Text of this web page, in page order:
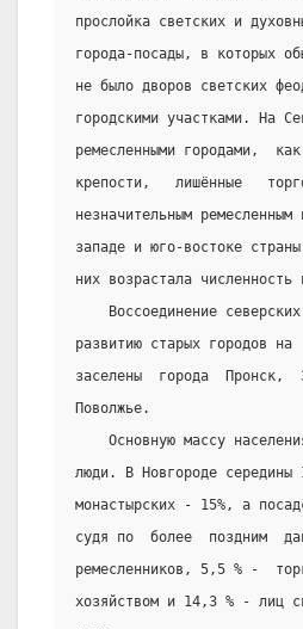
прослойка светских и
города-посады, в которых
не было дворов светских
городскими участками. На
ремесленными городами,
крепости,   лишённые
незначительным
западе и юго-востоке
них возрастала численность
Воссоединение
развитию старых городов
заселены  города
Поволжье.
Основную массу
люди. В Новгороде
монастырских - 15%, а
судя по  более  поздним
ремесленников, 5,5 % -
хозяйством и 14,3 % - лиц